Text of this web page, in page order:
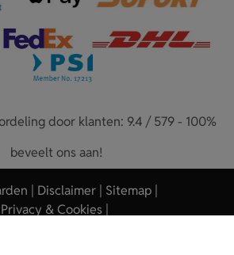
door klanten: 9.4 / 579 - 100%
beveelt ons aan!
Disclaimer
Sitemap
Privacy & Cookies